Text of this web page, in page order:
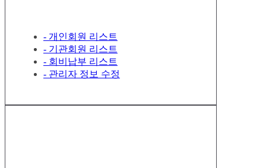
- 개인회원 리스트
- 기관회원 리스트
- 회비납부 리스트
- 관리자 정보 수정